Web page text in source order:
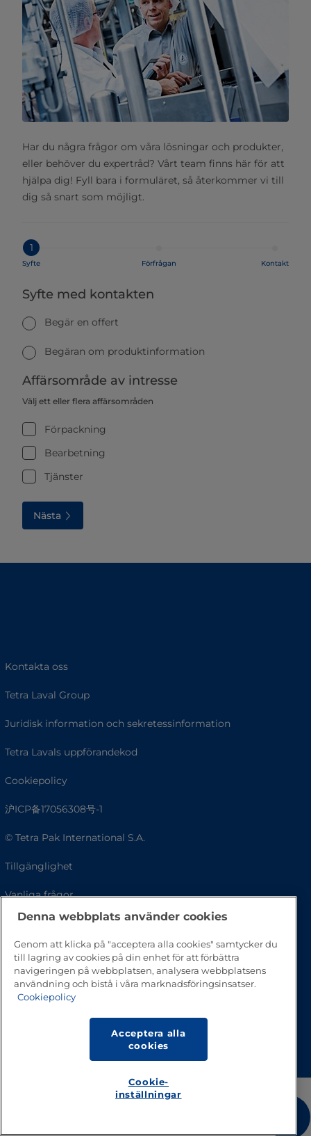
Har du några frågor om våra lösningar och produkter,
eller behöver du expertråd? Vårt team finns här för att
hjälpa dig! Fyll bara i formuläret, så återkommer vi till
dig så snart som möjligt.
1
Syfte Förfrågan Kontakt
Syfte med kontakten
Begär en offert
Begäran om produktinformation
Affärsområde av intresse
Välj ett eller flera affärsområden
Förpackning
Bearbetning
Tjänster
Nästa
Kontakta oss
Tetra Laval Group
Juridisk information och sekretessinformation
Tetra Lavals uppförandekod
Cookiepolicy
沪ICP备17056308号-1
© Tetra Pak International S.A.
Tillgänglighet
Vanliga frågor
Gå till toppen av sidan
Denna webbplats använder cookies
Genom att klicka på "acceptera alla cookies" samtycker du
till lagring av cookies på din enhet för att förbättra
navigeringen på webbplatsen, analysera webbplatsens
användning och bistå i våra marknadsföringsinsatser.
Cookiepolicy
Acceptera alla
cookies
Cookie-
inställningar